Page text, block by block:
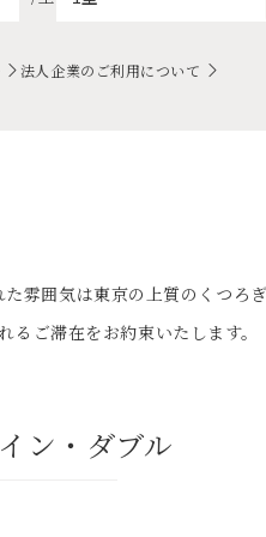
法人企業のご利用について
雰囲気は東京の上質のくつろ
ご滞在をお約束いたします。
ン・ダブル